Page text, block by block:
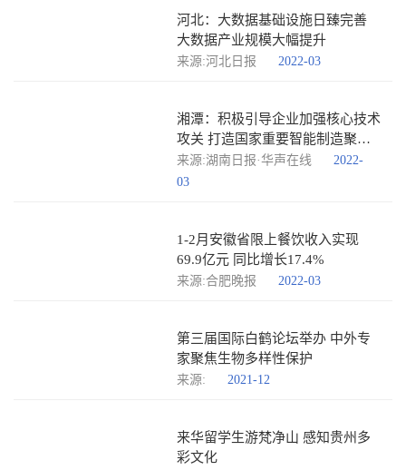
河北：大数据基础设施日臻完善
大数据产业规模大幅提升
来源:河北日报 2022-03
湘潭：积极引导企业加强核心技术
攻关 打造国家重要智能制造聚集
区
来源:湖南日报·华声在线
2022-
03
1-2月安徽省限上餐饮收入实现
69.9亿元 同比增长17.4%
来源:合肥晚报 2022-03
第三届国际白鹤论坛举办 中外专
家聚焦生物多样性保护
来源: 2021-12
来华留学生游梵净山 感知贵州多
彩文化